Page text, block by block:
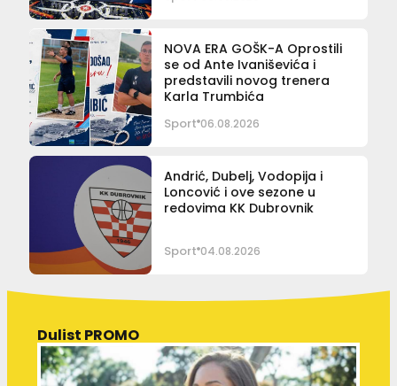
NOVA ERA GOŠK-A Oprostili
se od Ante Ivaniševića i
predstavili novog trenera
Karla Trumbića
Sport 06.08.2026
Andrić, Dubelj, Vodopija i
Loncović i ove sezone u
redovima KK Dubrovnik
Sport 04.08.2026
Dulist PROMO